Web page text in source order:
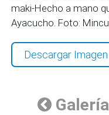
maki-Hecho a mano
Ayacucho. Foto:
Descargar Imagen
Galería